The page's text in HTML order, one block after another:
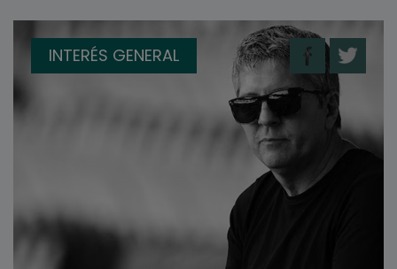
INTERÉS GENERAL